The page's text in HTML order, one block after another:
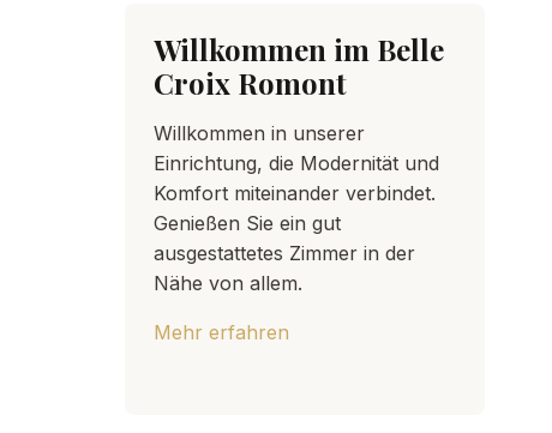
Willkommen im Belle
Croix Romont
Willkommen in unserer
Einrichtung, die Modernität und
Komfort miteinander verbindet.
Genießen Sie ein gut
ausgestattetes Zimmer in der
Nähe von allem.
Mehr erfahren